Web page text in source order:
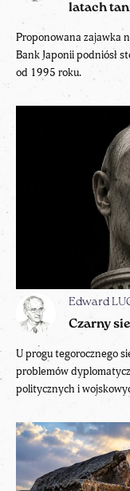
latach
Proponowana zajawka
Bank Japonii podniósł
od 1995 roku.
Edward
Czarny
U progu tegorocznego
problemów
politycznych i